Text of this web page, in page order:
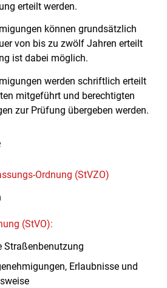
erteilt werden.
können grundsätzlich
von bis zu zwölf Jahren erteilt
ist dabei möglich.
werden schriftlich erteilt
mitgeführt und berechtigten
zur Prüfung übergeben werden.
Ordnung (StVZO)
(StVO):
Straßenbenutzung
Erlaubnisse und